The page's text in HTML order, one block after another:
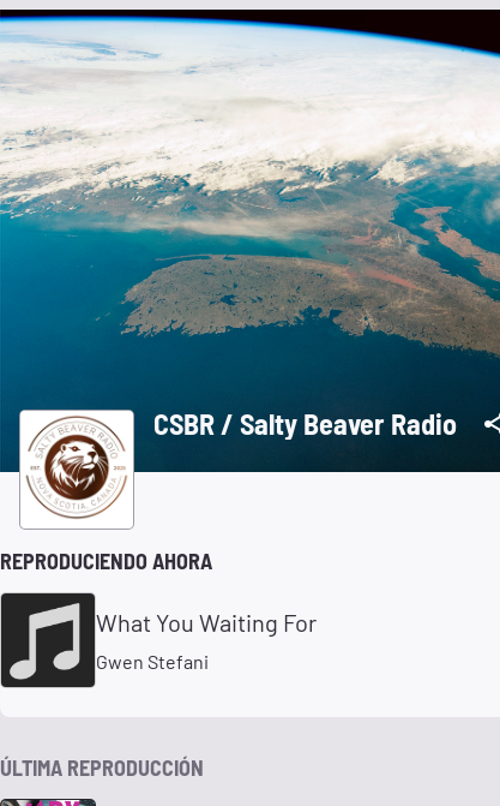
CSBR / Salty Beaver Radio
REPRODUCIENDO AHORA
What You Waiting For
Gwen Stefani
ÚLTIMA REPRODUCCIÓN